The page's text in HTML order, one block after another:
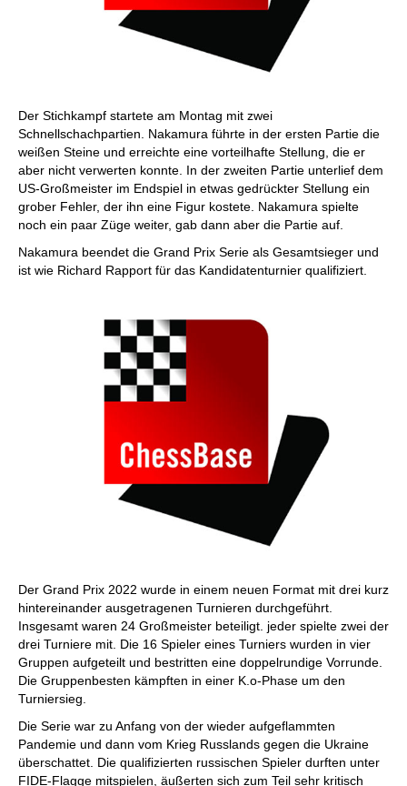
Der Stichkampf startete am Montag mit zwei
Schnellschachpartien. Nakamura führte in der ersten Partie die
weißen Steine und erreichte eine vorteilhafte Stellung, die er
aber nicht verwerten konnte. In der zweiten Partie unterlief dem
US-Großmeister im Endspiel in etwas gedrückter Stellung ein
grober Fehler, der ihn eine Figur kostete. Nakamura spielte
noch ein paar Züge weiter, gab dann aber die Partie auf.
Nakamura beendet die Grand Prix Serie als Gesamtsieger und
ist wie Richard Rapport für das Kandidatenturnier qualifiziert.
Der Grand Prix 2022 wurde in einem neuen Format mit drei kurz
hintereinander ausgetragenen Turnieren durchgeführt.
Insgesamt waren 24 Großmeister beteiligt. jeder spielte zwei der
drei Turniere mit. Die 16 Spieler eines Turniers wurden in vier
Gruppen aufgeteilt und bestritten eine doppelrundige Vorrunde.
Die Gruppenbesten kämpften in einer K.o-Phase um den
Turniersieg.
Die Serie war zu Anfang von der wieder aufgeflammten
Pandemie und dann vom Krieg Russlands gegen die Ukraine
überschattet. Die qualifizierten russischen Spieler durften unter
FIDE-Flagge mitspielen, äußerten sich zum Teil sehr kritisch